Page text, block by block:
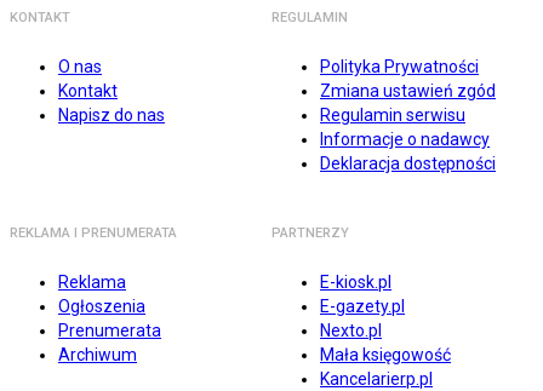
KONTAKT
O nas
Kontakt
Napisz do nas
REGULAMIN
Polityka Prywatności
Zmiana ustawień zgód
Regulamin serwisu
Informacje o nadawcy
Deklaracja dostępności
REKLAMA I PRENUMERATA
Reklama
Ogłoszenia
Prenumerata
Archiwum
PARTNERZY
E-kiosk.pl
E-gazety.pl
Nexto.pl
Mała księgowość
Kancelarierp.pl